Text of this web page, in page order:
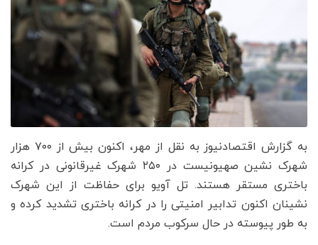
به گزارش اقتصادنیوز به نقل از مهر، اکنون بیش از ۷۰۰ هزار
شهرک نشین صهیونیست در ۲۵۰ شهرک غیرقانونی در کرانه
باختری مستقر هستند. تل آویو برای حفاظت از این شهرک
نشینان اکنون تدابیر امنیتی را در کرانه باختری تشدید کرده و
به طور پیوسته در حال سرکوب مردم است.